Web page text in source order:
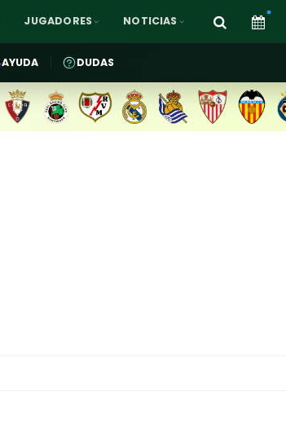
JUGADORES NOTICIAS
AYUDA DUDAS